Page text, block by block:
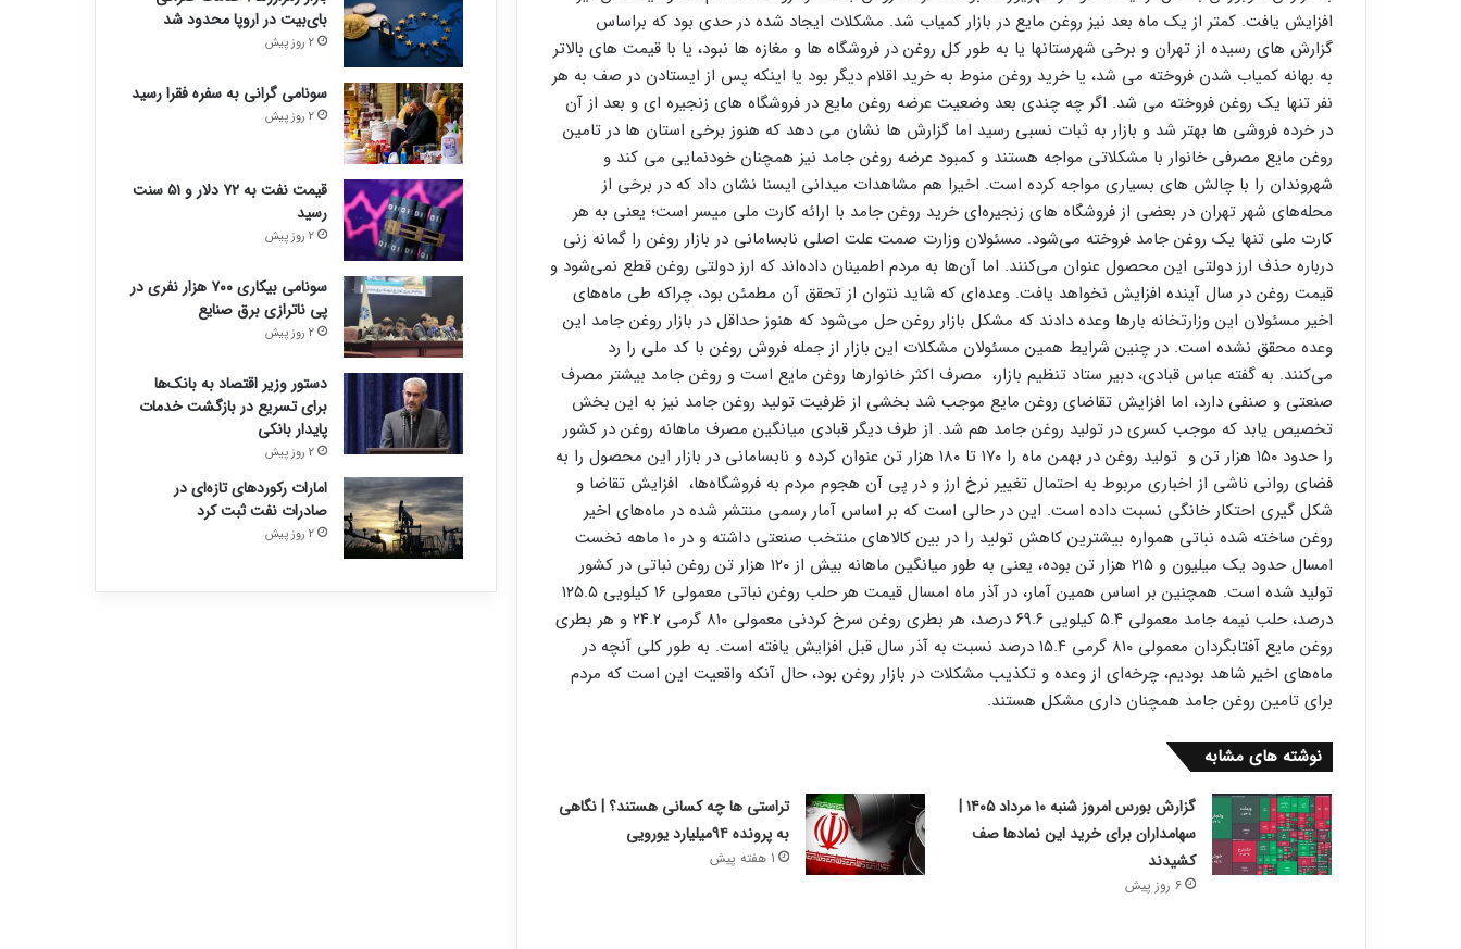
افزایش یافت. کمتر از یک ماه بعد نیز روغن مایع در بازار کمیاب شد. مشکلات ایجاد شده در حدی بود که براساس
گزارش های رسیده از تهران و برخی شهرستانها یا به طور کل روغن در فروشگاه ها و مغازه ها نبود، یا با قیمت های بالاتر
به بهانه کمیاب شدن فروخته می شد، یا خرید روغن منوط به خرید اقلام دیگر بود یا اینکه پس از ایستادن در صف به هر
نفر تنها یک روغن فروخته می شد. اگر چه چندی بعد وضعیت عرضه روغن مایع در فروشگاه های زنجیره ای و بعد از آن
در خرده فروشی ها بهتر شد و بازار به ثبات نسبی رسید اما گزارش ها نشان می دهد که هنوز برخی استان ها در تامین
روغن مایع مصرفی خانوار با مشکلاتی مواجه هستند و کمبود عرضه روغن جامد نیز همچنان خودنمایی می کند و
شهروندان را با چالش های بسیاری مواجه کرده است. اخیرا هم مشاهدات میدانی ایسنا نشان داد که در برخی از
محله‌های شهر تهران در بعضی از فروشگاه های زنجیره‌ای خرید روغن جامد با ارائه کارت ملی میسر است؛ یعنی به هر
کارت ملی تنها یک روغن جامد فروخته می‌شود. مسئولان وزارت صمت علت اصلی نابسامانی در بازار روغن را گمانه زنی
درباره حذف ارز دولتی این محصول عنوان می‌کنند. اما آن‌ها به مردم اطمینان داده‌اند که ارز دولتی روغن قطع نمی‌شود و
قیمت روغن در سال آینده افزایش نخواهد یافت. وعده‌ای که شاید نتوان از تحقق آن مطمئن بود، چراکه طی ماه‌های
اخیر مسئولان این وزارتخانه بارها وعده دادند که مشکل بازار روغن حل می‌شود که هنوز حداقل در بازار روغن جامد این
وعده محقق نشده است. در چنین شرایط همین مسئولان مشکلات این بازار از جمله فروش روغن با کد ملی را رد
می‌کنند. به گفته عباس قبادی، دبیر ستاد تنظیم بازار، مصرف اکثر خانوارها روغن مایع است و روغن جامد بیشتر مصرف
صنعتی و صنفی دارد، اما افزایش تقاضای روغن مایع موجب شد بخشی از ظرفیت تولید روغن جامد نیز به این بخش
تخصیص یابد که موجب کسری در تولید روغن جامد هم شد. از طرف دیگر قبادی میانگین مصرف ماهانه روغن در کشور
را حدود ۱۵۰ هزار تن و تولید روغن در بهمن ماه را ۱۷۰ تا ۱۸۰ هزار تن عنوان کرده و نابسامانی در بازار این محصول را به
فضای روانی ناشی از اخباری مربوط به احتمال تغییر نرخ ارز و در پی آن هجوم مردم به فروشگاه‌ها، افزایش تقاضا و
شکل گیری احتکار خانگی نسبت داده است. این در حالی است که بر اساس آمار رسمی منتشر شده در ماه‌های اخیر
روغن ساخته شده نباتی همواره بیشترین کاهش تولید را در بین کالاهای منتخب صنعتی داشته و در ۱۰ ماهه نخست
امسال حدود یک میلیون و ۲۱۵ هزار تن بوده، یعنی به طور میانگین ماهانه بیش از ۱۲۰ هزار تن روغن نباتی در کشور
تولید شده است. همچنین بر اساس همین آمار، در آذر ماه امسال قیمت هر حلب روغن نباتی معمولی ۱۶ کیلویی ۱۲۵.۵
درصد، حلب نیمه جامد معمولی ۵.۴ کیلویی ۶۹.۶ درصد، هر بطری روغن سرخ کردنی معمولی ۸۱۰ گرمی ۲۴.۲ و هر بطری
روغن مایع آفتابگردان معمولی ۸۱۰ گرمی ۱۵.۴ درصد نسبت به آذر سال قبل افزایش یافته است. به طور کلی آنچه در
ماه‌های اخیر شاهد بودیم، چرخه‌ای از وعده و تکذیب مشکلات در بازار روغن بود، حال آنکه واقعیت این است که مردم
برای تامین روغن جامد همچنان داری مشکل هستند.
نوشته های مشابه
گزارش بورس امروز شنبه ۱۰ مرداد ۱۴۰۵ |
سهامداران برای خرید این نمادها صف
کشیدند
6 روز پیش
تراستی ها چه کسانی هستند؟ | نگاهی
به پرونده ۹۴میلیارد یورویی
1 هفته پیش
بای‌بیت در اروپا محدود شد
2 روز پیش
سونامی گرانی به سفره فقرا رسید
2 روز پیش
قیمت نفت به ۷۲ دلار و ۵۱ سنت
رسید
2 روز پیش
سونامی بیکاری ۷۰۰ هزار نفری در
پی ناترازی برق صنایع
2 روز پیش
دستور وزیر اقتصاد به بانک‌ها
برای تسریع در بازگشت خدمات
پایدار بانکی
2 روز پیش
امارات رکورد‌های تازه‌ای در
صادرات نفت ثبت کرد
2 روز پیش